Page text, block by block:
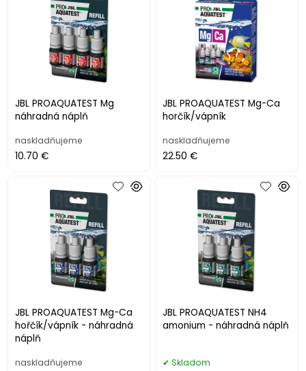
JBL PROAQUATEST Mg
náhradná náplň
naskladňujeme
10.70 €
JBL PROAQUATEST Mg-Ca
horčík/vápník
naskladňujeme
22.50 €
JBL PROAQUATEST Mg-Ca
hořčík/vápník - náhradná
náplň
naskladňujeme
JBL PROAQUATEST NH4
amonium - náhradná náplň
Skladom